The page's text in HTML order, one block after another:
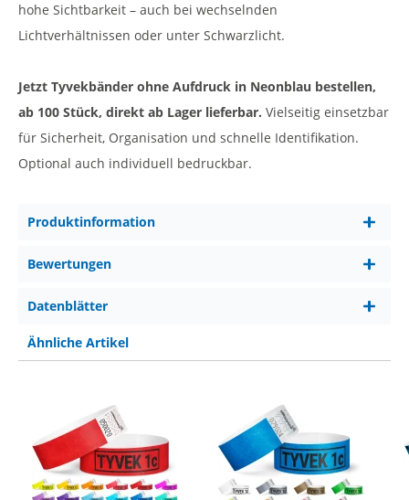
hohe Sichtbarkeit – auch bei wechselnden
Lichtverhältnissen oder unter Schwarzlicht.
Jetzt Tyvekbänder ohne Aufdruck in Neonblau bestellen,
ab 100 Stück, direkt ab Lager lieferbar. Vielseitig einsetzbar
für Sicherheit, Organisation und schnelle Identifikation.
Optional auch individuell bedruckbar.
Produktinformation
Bewertungen
Datenblätter
Ähnliche Artikel